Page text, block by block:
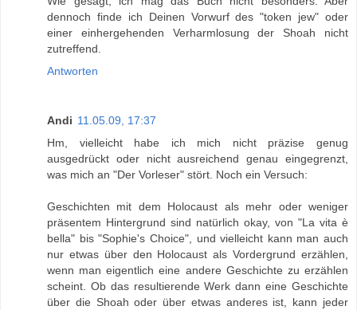
dennoch finde ich Deinen Vorwurf des "token jew" oder
einer einhergehenden Verharmlosung der Shoah nicht
zutreffend.
Antworten
Andi 11.05.09, 17:37
Hm, vielleicht habe ich mich nicht präzise genug
ausgedrückt oder nicht ausreichend genau eingegrenzt,
was mich an "Der Vorleser" stört. Noch ein Versuch:
Geschichten mit dem Holocaust als mehr oder weniger
präsentem Hintergrund sind natürlich okay, von "La vita è
bella" bis "Sophie's Choice", und vielleicht kann man auch
nur etwas über den Holocaust als Vordergrund erzählen,
wenn man eigentlich eine andere Geschichte zu erzählen
scheint. Ob das resultierende Werk dann eine Geschichte
über die Shoah oder über etwas anderes ist, kann jeder